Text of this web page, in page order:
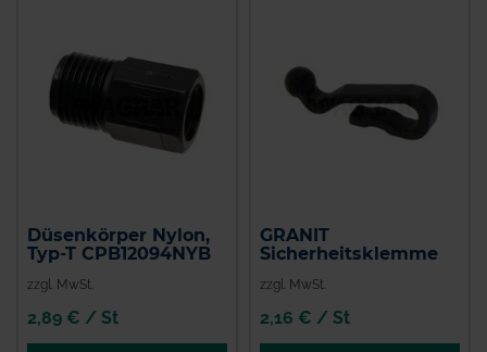
Düsenkörper Nylon,
Typ-T CPB12094NYB
zzgl. MwSt.
2,89 € / St
GRANIT
Sicherheitsklemme
zzgl. MwSt.
2,16 € / St